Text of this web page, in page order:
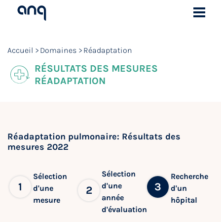
Accueil Domaines Réadaptation
RÉSULTATS DES MESURES
RÉADAPTATION
Réadaptation pulmonaire: Résultats des
mesures 2022
1
Sélection
d'une
mesure
2
Sélection
d'une
année
d'évaluation
3
Recherche
d'un
hôpital